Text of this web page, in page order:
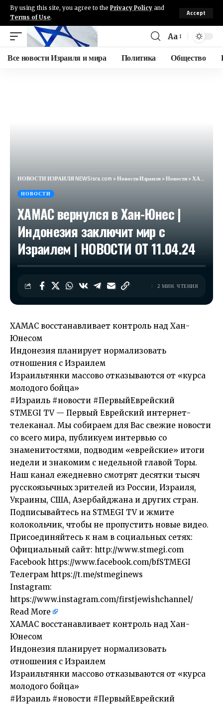
By using this site, you agree to the Privacy Policy and
Terms of Use.
Accept
Aa
Все новости Израиля и мира Политика Общество
НОВОСТИ ИЗРАИЛЯ NEWSisra.com >Новости Израиля>Новости>ХАМАС вернулся в Хан-Юнес | Индонезия заключит мир с Израилем | НОВОСТИ ОТ 11.04.24
НОВОСТИ
ХАМАС вернулся в Хан-Юнес |
Индонезия заключит мир с
Израилем | НОВОСТИ ОТ 11.04.24
2 МИН. ЧТЕНИЯ
ХАМАС восстанавливает контроль над Хан-
Юнесом
Индонезия планирует нормализовать
отношения с Израилем
Израильтянки массово отказываются от «курса
молодого бойца»
#Израиль #новости #ПервыйЕврейский
STMEGI TV — Первый Еврейский интернет-
телеканал. Мы собираем для Вас свежие новости
со всего мира, публикуем интервью со
знаменитостями, подводим «еврейские» итоги
недели и знакомим с недельной главой Торы.
Наш канал ежедневно смотрят десятки тысяч
русскоязычных зрителей из России, Израиля,
Украины, США, Азербайджана и других стран.
Подписывайтесь на STMEGI TV и жмите
колокольчик, чтобы не пропустить новые видео.
Присоединяйтесь к нам в социальных сетях:
Официальный сайт: http://www.stmegi.com
Facebook https://www.facebook.com/bfSTMEGI
Телеграм https://t.me/stmeginews
Instagram:
https://www.instagram.com/firstjewishchannel/
Read More
​ХАМАС восстанавливает контроль над Хан-
Юнесом
Индонезия планирует нормализовать
отношения с Израилем
Израильтянки массово отказываются от «курса
молодого бойца»
#Израиль #новости #ПервыйЕврейский